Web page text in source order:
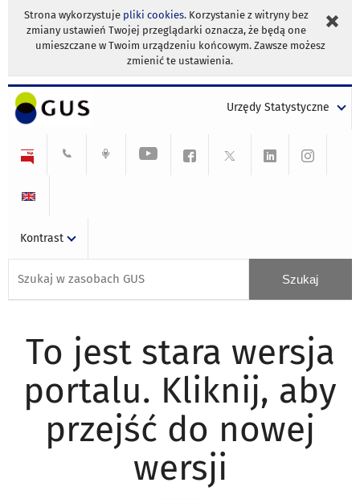
Strona wykorzystuje pliki cookies. Korzystanie z witryny bez
zmiany ustawień Twojej przeglądarki oznacza, że będą one
umieszczane w Twoim urządzeniu końcowym. Zawsze możesz
zmienić te ustawienia.
Urzędy Statystyczne
Kontrast
To jest stara wersja
portalu. Kliknij, aby
przejść do nowej
wersji